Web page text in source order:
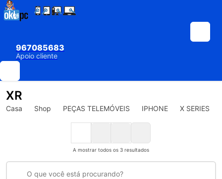
967085683
Apoio cliente
XR
Casa Shop PEÇAS TELEMÓVEIS IPHONE X SERIES
A mostrar todos os 3 resultadosOrdenado
preço: